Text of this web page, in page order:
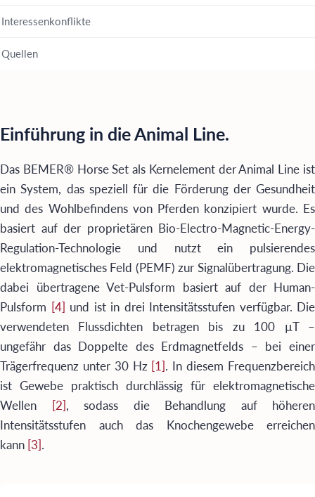
Interessenkonflikte
Quellen
Einführung in die Animal Line.
Das BEMER® Horse Set als Kernelement der Animal Line ist
ein System, das speziell für die Förderung der Gesundheit
und des Wohlbefindens von Pferden konzipiert wurde. Es
basiert auf der proprietären Bio-Electro-Magnetic-Energy-
Regulation-Technologie und nutzt ein pulsierendes
elektromagnetisches Feld (PEMF) zur Signalübertragung. Die
dabei übertragene Vet-Pulsform basiert auf der Human-
Pulsform [4] und ist in drei Intensitätsstufen verfügbar. Die
verwendeten Flussdichten betragen bis zu 100 µT –
ungefähr das Doppelte des Erdmagnetfelds – bei einer
Trägerfrequenz unter 30 Hz [1]. In diesem Frequenzbereich
ist Gewebe praktisch durchlässig für elektromagnetische
Wellen
[2], sodass die Behandlung auf höheren
Intensitätsstufen auch das Knochengewebe erreichen
kann [3].